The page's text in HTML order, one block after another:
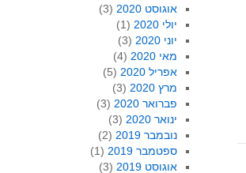
אוגוסט 2020
(3)
יולי 2020
(1)
יוני 2020
(3)
מאי 2020
(4)
אפריל 2020
(5)
מרץ 2020
(3)
פברואר 2020
(3)
ינואר 2020
(3)
נובמבר 2019
(2)
ספטמבר 2019
(1)
אוגוסט 2019
(3)